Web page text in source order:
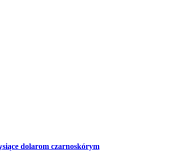
dolarom czarnoskórym